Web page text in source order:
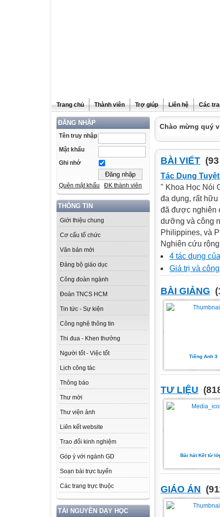
Trang chủ Thành viên Trợ giúp Liên hệ Các
ĐĂNG NHẬP
Tên truy nhập
Mật khẩu
Ghi nhớ
Quên mật khẩu ĐK thành viên
THÔNG TIN
Giới thiệu chung
Cơ cấu tổ chức
Văn bản mới
Đảng bộ giáo dục
Công đoàn ngành
Đoàn TNCS HCM
Tin tức - Sự kiện
Công nghệ thông tin
Thi đua - Khen thưởng
Người tốt - Việc tốt
Lịch công tác
Thông báo
Thư mời
Thư viện ảnh
Liên kết website
Trao đổi kinh nghiệm
Góp ý với ngành GD
Soạn bài trực tuyến
Các trang trực thuộc
TÀI NGUYÊN DẠY HỌC
Chào mừng quý
BÀI VIẾT
Tác Dụng
" Khoa Học Nói
đa dụng, rất
đã được nghiên
dưỡng và công
Philippines, và
Nghiên cứu
4 tác dụng
Giá trị và
BÀI GIẢNG
Tiếng Anh 3
TƯ LIỆU
Bài hát Kết từ
GIÁO ÁN